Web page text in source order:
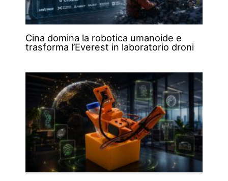
Cina domina la robotica umanoide e
trasforma l’Everest in laboratorio droni